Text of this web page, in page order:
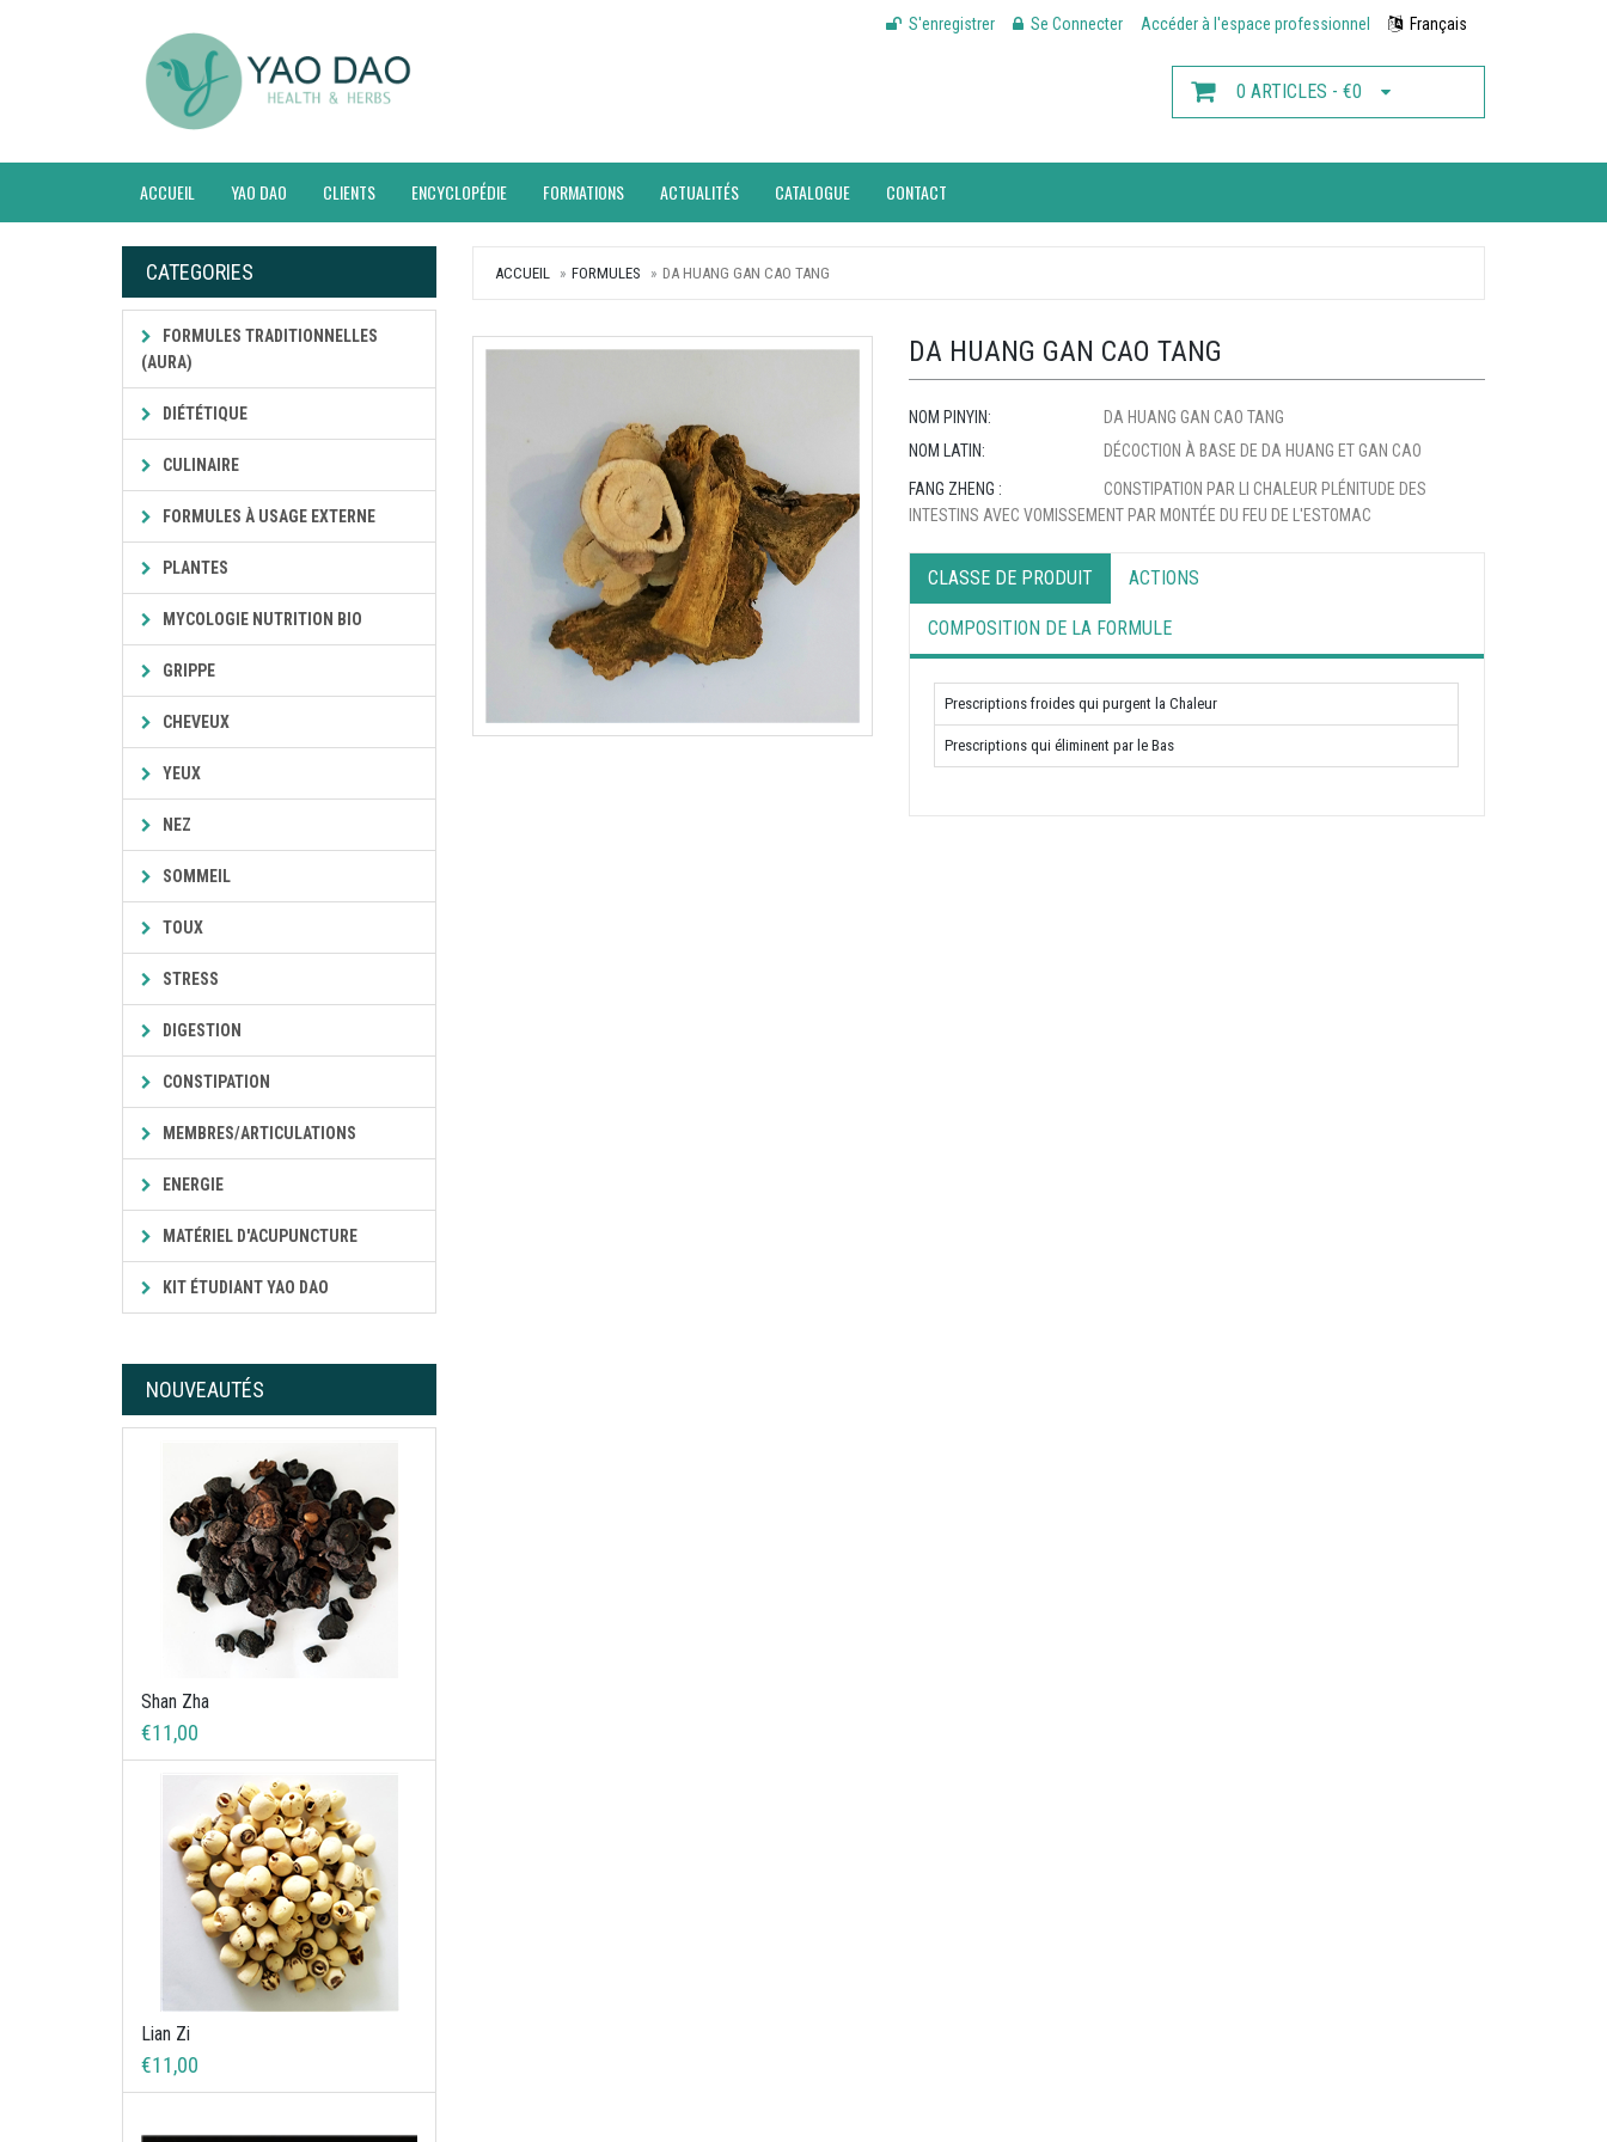
S'enregistrer Se Connecter Accéder à l'espace professionnel Français
0 ARTICLES - €0
ACCUEIL YAO DAO CLIENTS ENCYCLOPÉDIE FORMATIONS ACTUALITÉS CATALOGUE CONTACT
CATEGORIES
FORMULES TRADITIONNELLES
(AURA)
DIÉTÉTIQUE
CULINAIRE
FORMULES À USAGE EXTERNE
PLANTES
MYCOLOGIE NUTRITION BIO
GRIPPE
CHEVEUX
YEUX
NEZ
SOMMEIL
TOUX
STRESS
DIGESTION
CONSTIPATION
MEMBRES/ARTICULATIONS
ENERGIE
MATÉRIEL D'ACUPUNCTURE
KIT ÉTUDIANT YAO DAO
NOUVEAUTÉS
Shan Zha
€11,00
Lian Zi
€11,00
ACCUEIL FORMULES DA HUANG GAN CAO TANG
DA HUANG GAN CAO TANG
NOM PINYIN:
DA HUANG GAN CAO TANG
NOM LATIN:
DÉCOCTION À BASE DE DA HUANG ET GAN CAO
FANG ZHENG :
CONSTIPATION PAR LI CHALEUR PLÉNITUDE DES
INTESTINS AVEC VOMISSEMENT PAR MONTÉE DU FEU DE L'ESTOMAC
CLASSE DE PRODUIT ACTIONS
COMPOSITION DE LA FORMULE
Prescriptions froides qui purgent la Chaleur
Prescriptions qui éliminent par le Bas